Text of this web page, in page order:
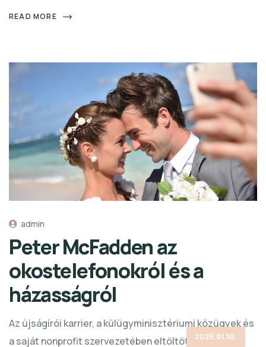
READ MORE
admin
Peter McFadden az
okostelefonokról és a
házasságról
Az újságírói karrier, a külügyminisztériumi közügyek és
a saját nonprofit szervezetében eltöltött karrier után
2025.01.10.